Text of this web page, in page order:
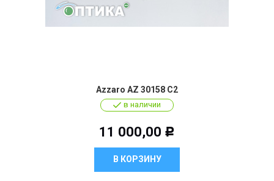
Azzaro AZ 30158 C2
в наличии
11 000,00 Р
В КОРЗИНУ